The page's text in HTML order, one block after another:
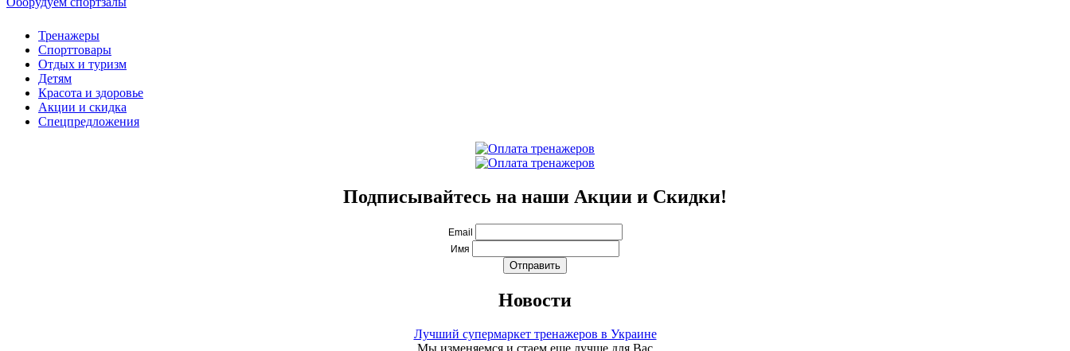
Тренажеры
Спорттовары
Отдых и туризм
Детям
Красота и здоровье
Акции и скидка
Спецпредложения
Подписывайтесь на наши Акции и Скидки!
Email
Имя
Новости
Лучший супермаркет тренажеров в Украине
Мы изменяемся и стаем еще лучше для Вас